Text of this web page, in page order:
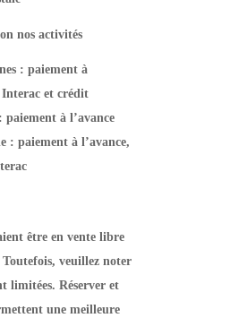
nos activités
: paiement à
Interac et crédit
paiement à l’avance
: paiement à l’avance,
être en vente libre
veuillez noter
limitées. Réserver et
une meilleure